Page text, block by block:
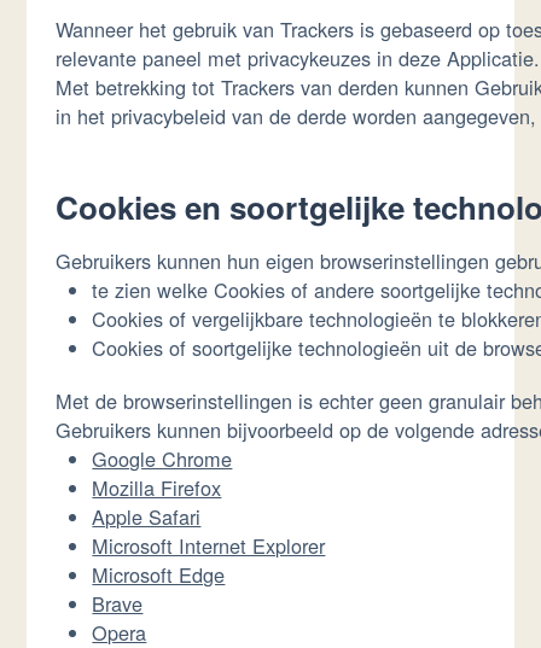
Wanneer het gebruik van Trackers is gebaseerd op
relevante paneel met privacykeuzes in deze Applicatie.
Met betrekking tot Trackers van derden kunnen
in het privacybeleid van de derde worden
Cookies en soortgelijke
Gebruikers kunnen hun eigen browserinstellingen
te zien welke Cookies of andere soortgelijke
Cookies of vergelijkbare technologieën te
Cookies of soortgelijke technologieën uit de
Met de browserinstellingen is echter geen granulair
Gebruikers kunnen bijvoorbeeld op de volgende
Google Chrome
Mozilla Firefox
Apple Safari
Microsoft Internet Explorer
Microsoft Edge
Brave
Opera